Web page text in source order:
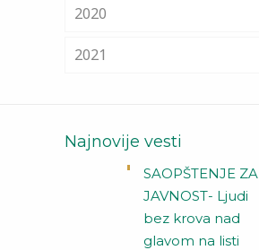
2020
2021
Najnovije vesti
SAOPŠTENJE ZA
JAVNOST- Ljudi
bez krova nad
glavom na listi